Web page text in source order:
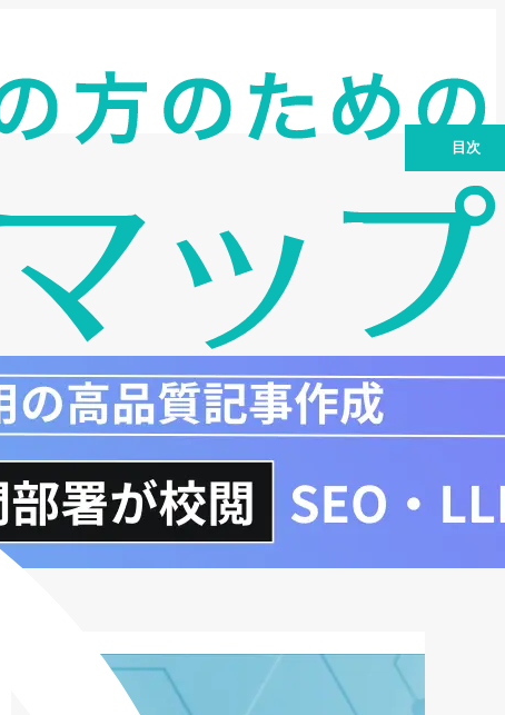
目次
化の背景
融資審査を有利に進めるための第一歩：
自己査定の理解と実践
金融モニタリング報告：銀行との信頼関
マネロン対策：コンプライアンス遵守が
融資の必須条件
銀行融資を成功させるための総合対策
事例紹介：対策成功企業の事例と失敗事
例
まとめ：融資成功への継続的な取り組み